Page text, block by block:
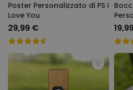
Poster Personalizzato di PS I
Love You
29,99 €